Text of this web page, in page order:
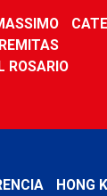
ROSARIO
HONG